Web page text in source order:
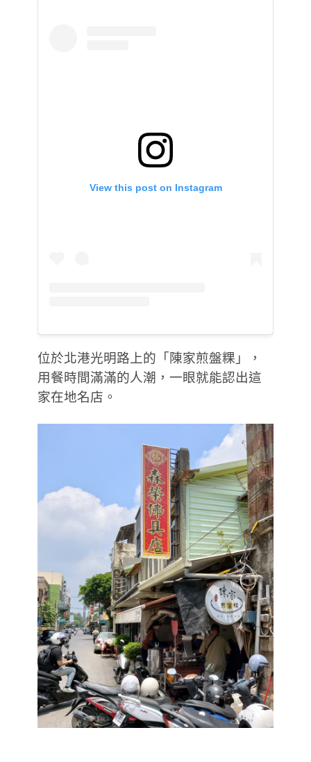
View this post on Instagram
位於北港光明路上的「陳家煎盤粿」，
用餐時間滿滿的人潮，一眼就能認出這
家在地名店。